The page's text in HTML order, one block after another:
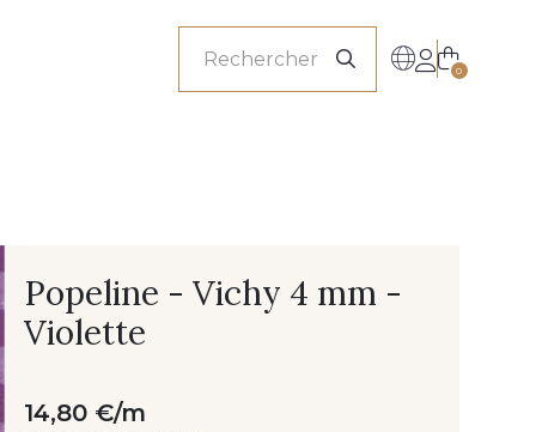
0
Popeline - Vichy 4 mm -
Violette
14,80 €/m